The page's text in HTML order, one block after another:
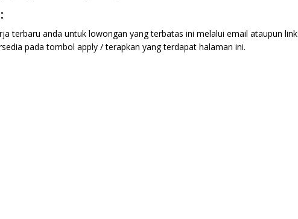
terbaru anda untuk lowongan yang terbatas ini melalui email ataupun link
pada tombol apply / terapkan yang terdapat halaman ini.